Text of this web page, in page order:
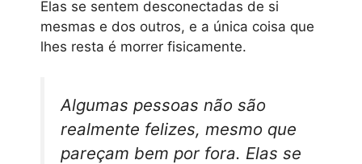
Elas se sentem desconectadas de si
mesmas e dos outros, e a única coisa que
lhes resta é morrer fisicamente.
Algumas pessoas não são
realmente felizes, mesmo que
pareçam bem por fora. Elas se